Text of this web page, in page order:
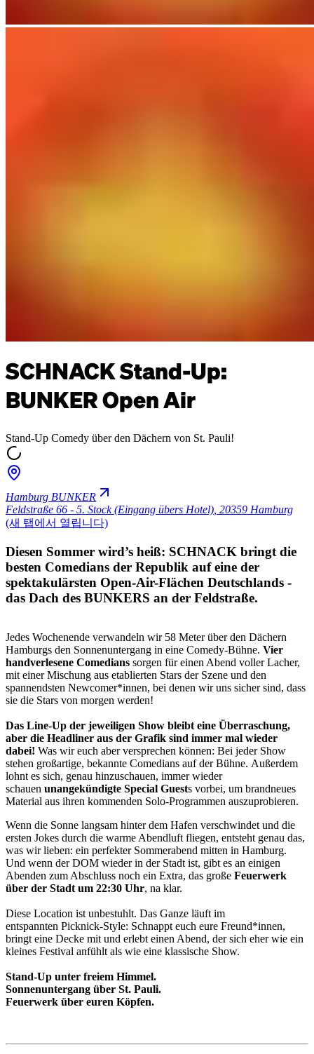
SCHNACK Stand-Up:
BUNKER Open Air
Stand-Up Comedy über den Dächern von St. Pauli!
Hamburg BUNKER
Feldstraße 66 - 5. Stock (Eingang übers Hotel) 20359 Hamburg
(새 탭에서 열립니다)
Diesen Sommer wird’s heiß: SCHNACK bringt die
besten Comedians der Republik auf eine der
spektakulärsten Open-Air-Flächen Deutschlands -
das Dach des BUNKERS an der Feldstraße.
Jedes Wochenende verwandeln wir 58 Meter über den Dächern
Hamburgs den Sonnenuntergang in eine Comedy-Bühne. Vier
handverlesene Comedians sorgen für einen Abend voller Lacher,
mit einer Mischung aus etablierten Stars der Szene und den
spannendsten Newcomer*innen, bei denen wir uns sicher sind, dass
sie die Stars von morgen werden!
Das Line-Up der jeweiligen Show bleibt eine Überraschung,
aber die Headliner aus der Grafik sind immer mal wieder
dabei! Was wir euch aber versprechen können: Bei jeder Show
stehen großartige, bekannte Comedians auf der Bühne. Außerdem
lohnt es sich, genau hinzuschauen, immer wieder
schauen unangekündigte Special Guests vorbei, um brandneues
Material aus ihren kommenden Solo-Programmen auszuprobieren.
Wenn die Sonne langsam hinter dem Hafen verschwindet und die
ersten Jokes durch die warme Abendluft fliegen, entsteht genau das,
was wir lieben: ein perfekter Sommerabend mitten in Hamburg.
Und wenn der DOM wieder in der Stadt ist, gibt es an einigen
Abenden zum Abschluss noch ein Extra, das große Feuerwerk
über der Stadt um 22:30 Uhr, na klar.
Diese Location ist unbestuhlt. Das Ganze läuft im
entspannten Picknick-Style: Schnappt euch eure Freund*innen,
bringt eine Decke mit und erlebt einen Abend, der sich eher wie ein
kleines Festival anfühlt als wie eine klassische Show.
Stand-Up unter freiem Himmel.
Sonnenuntergang über St. Pauli.
Feuerwerk über euren Köpfen.